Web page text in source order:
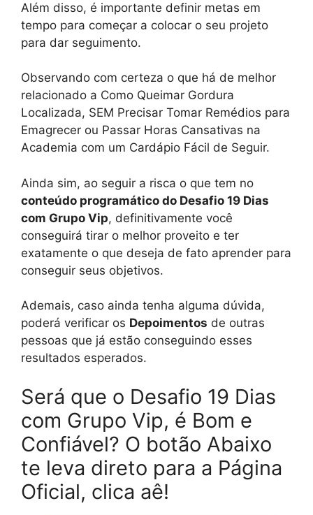
Além disso, é importante definir metas em
tempo para começar a colocar o seu projeto
para dar seguimento.
Observando com certeza o que há de melhor
relacionado a Como Queimar Gordura
Localizada, SEM Precisar Tomar Remédios para
Emagrecer ou Passar Horas Cansativas na
Academia com um Cardápio Fácil de Seguir.
Ainda sim, ao seguir a risca o que tem no
conteúdo programático do Desafio 19 Dias
com Grupo Vip, definitivamente você
conseguirá tirar o melhor proveito e ter
exatamente o que deseja de fato aprender para
conseguir seus objetivos.
Ademais, caso ainda tenha alguma dúvida,
poderá verificar os Depoimentos de outras
pessoas que já estão conseguindo esses
resultados esperados.
Será que o Desafio 19 Dias
com Grupo Vip, é Bom e
Confiável? O botão Abaixo
te leva direto para a Página
Oficial, clica aê!